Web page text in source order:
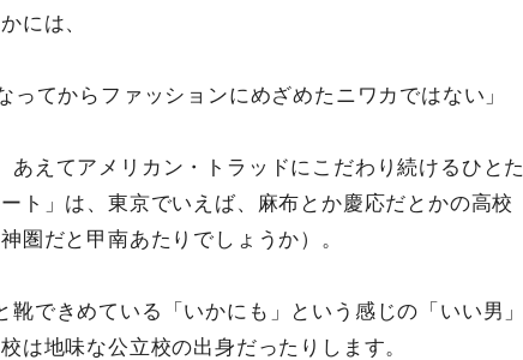
には、
ってからファッションにめざめたニワカではない」
あえてアメリカン・トラッドにこだわり続けるひとた
ト」は、東京でいえば、麻布とか慶応だとかの高校
圏だと甲南あたりでしょうか）。
できめている「いかにも」という感じの「いい男」
は地味な公立校の出身だったりします。